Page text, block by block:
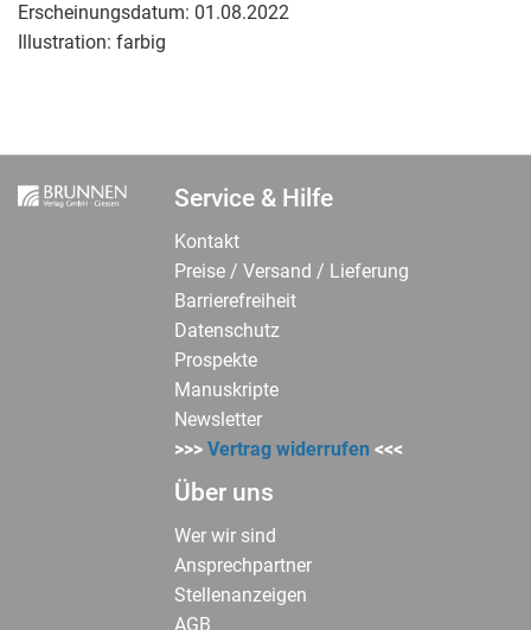
Erscheinungsdatum: 01.08.2022
Illustration: farbig
Service & Hilfe
Kontakt
Preise / Versand / Lieferung
Barrierefreiheit
Datenschutz
Prospekte
Manuskripte
Newsletter
>>>Vertrag widerrufen <<<
Über uns
Wer wir sind
Ansprechpartner
Stellenanzeigen
AGB